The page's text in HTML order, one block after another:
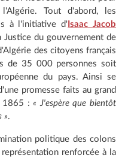
Tout d'abord, les
à l'initiative d' Isaac Jacob
Justice du gouvernement de
des citoyens français
de 35 000 personnes soit
du pays. Ainsi se
promesse faits au grand
1865 :« J'espère que bientôt
».
politique des colons
renforcée à la